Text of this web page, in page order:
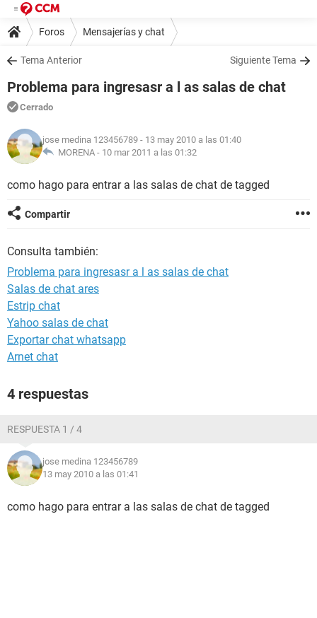
Foros Mensajerías y chat
Tema Anterior Siguiente Tema
Problema para ingresasr a l as salas de chat
Cerrado
jose medina 123456789 - 13 may 2010 a las 01:40
MORENA - 10 mar 2011 a las 01:32
como hago para entrar a las salas de chat de tagged
Compartir
Consulta también:
Problema para ingresasr a l as salas de chat
Salas de chat ares
Estrip chat
Yahoo salas de chat
Exportar chat whatsapp
Arnet chat
4 respuestas
RESPUESTA 1 / 4
jose medina 123456789
13 may 2010 a las 01:41
como hago para entrar a las salas de chat de tagged